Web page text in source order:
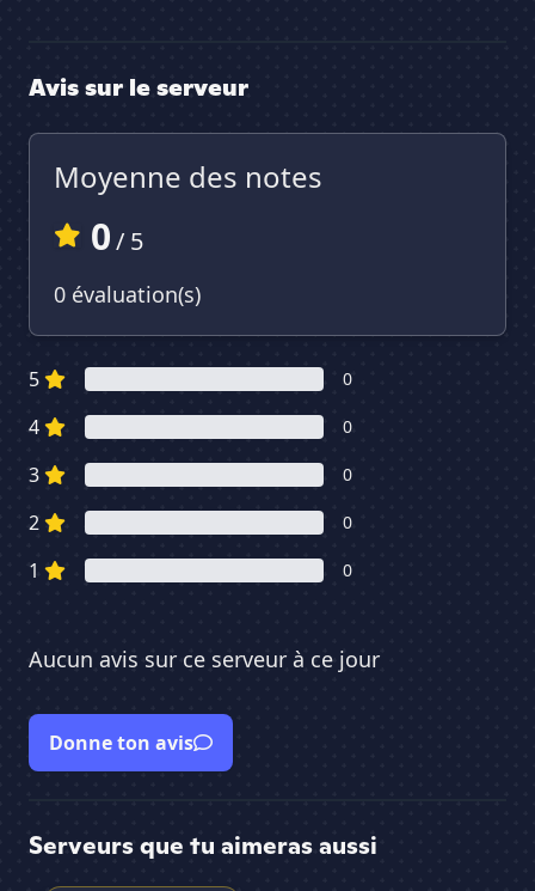
Avis sur le serveur
Moyenne des notes
0/ 5
0 évaluation(s)
5 0
4 0
3 0
2 0
1 0
Aucun avis sur ce serveur à ce jour
Donne ton avis
Serveurs que tu aimeras aussi